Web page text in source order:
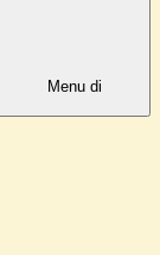
Menu di